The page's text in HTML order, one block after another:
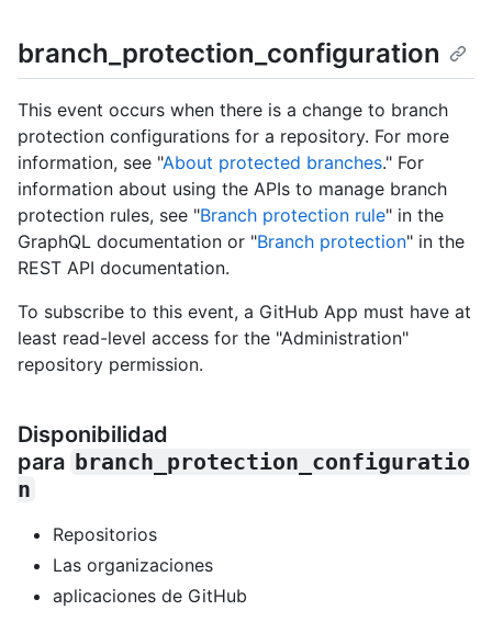
branch_protection_configuration
This event occurs when there is a change to branch
protection configurations for a repository. For more
information, see "About protected branches." For
information about using the APIs to manage branch
protection rules, see "Branch protection rule" in the
GraphQL documentation or "Branch protection" in the
REST API documentation.
To subscribe to this event, a GitHub App must have at
least read-level access for the "Administration"
repository permission.
Disponibilidad
para branch_protection_configuratio
n
Repositorios
Las organizaciones
aplicaciones de GitHub